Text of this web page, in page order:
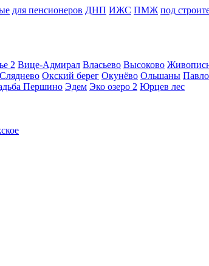
для пенсионеров ДНП ИЖС ПМЖ под
2 Вице-Адмирал Власьево Высоково
Окский берег Окунёво Ольшаны
Першино Эдем Эко озеро 2 Юрцев лес